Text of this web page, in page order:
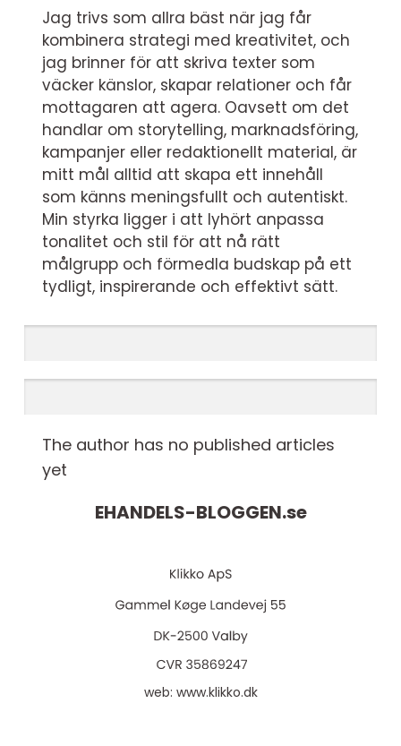
Jag trivs som allra bäst när jag får
kombinera strategi med kreativitet, och
jag brinner för att skriva texter som
väcker känslor, skapar relationer och får
mottagaren att agera. Oavsett om det
handlar om storytelling, marknadsföring,
kampanjer eller redaktionellt material, är
mitt mål alltid att skapa ett innehåll
som känns meningsfullt och autentiskt.
Min styrka ligger i att lyhört anpassa
tonalitet och stil för att nå rätt
målgrupp och förmedla budskap på ett
tydligt, inspirerande och effektivt sätt.
The author has no published articles
yet
EHANDELS-BLOGGEN.se
web: www.klikko.dk